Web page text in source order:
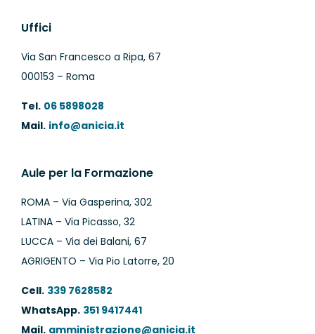
Uffici
Via San Francesco a Ripa, 67
000153 – Roma
Tel. 06 5898028
Mail. info@anicia.it
Aule per la Formazione
ROMA – Via Gasperina, 302
LATINA – Via Picasso, 32
LUCCA – Via dei Balani, 67
AGRIGENTO – Via Pio Latorre, 20
Cell. 339 7628582
WhatsApp. 351 9417441
Mail. amministrazione@anicia.it